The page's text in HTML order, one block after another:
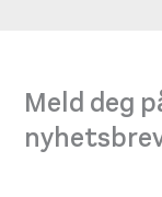
Meld deg